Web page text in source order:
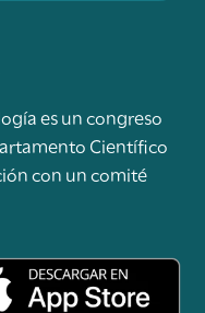
es un congreso
Científico
con un comité